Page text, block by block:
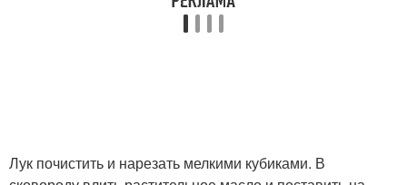
Лук почистить и нарезать мелкими кубиками. В